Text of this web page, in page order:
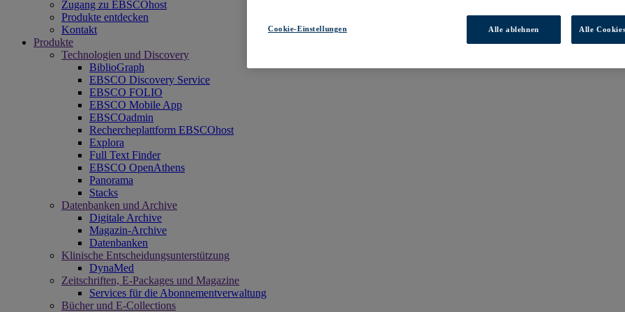
Zugang zu EBSCOhost
Produkte entdecken
Kontakt
Produkte
Technologien und Discovery
BiblioGraph
EBSCO Discovery Service
EBSCO FOLIO
EBSCO Mobile App
EBSCOadmin
Rechercheplattform EBSCOhost
Explora
Full Text Finder
EBSCO OpenAthens
Panorama
Stacks
Datenbanken und Archive
Digitale Archive
Magazin-Archive
Datenbanken
Klinische Entscheidungsunterstützung
DynaMed
Zeitschriften, E-Packages und Magazine
Services für die Abonnementverwaltung
Bücher und E-Collections
Cookie-Einstellungen Alle ablehnen Alle